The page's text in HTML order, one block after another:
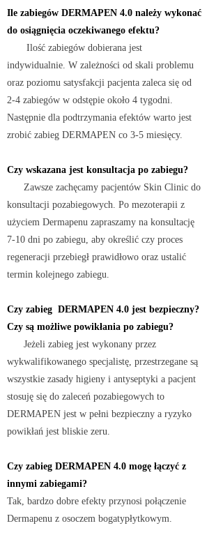
Ile zabiegów DERMAPEN 4.0 należy wykonać
do osiągnięcia oczekiwanego efektu?
Ilość zabiegów dobierana jest
indywidualnie. W zależności od skali problemu
oraz poziomu satysfakcji pacjenta zaleca się od
2-4 zabiegów w odstępie około 4 tygodni.
Następnie dla podtrzymania efektów warto jest
zrobić zabieg DERMAPEN co 3-5 miesięcy.
Czy wskazana jest konsultacja po zabiegu?
Zawsze zachęcamy pacjentów Skin Clinic do
konsultacji pozabiegowych. Po mezoterapii z
użyciem Dermapenu zapraszamy na konsultację
7-10 dni po zabiegu, aby określić czy proces
regeneracji przebiegł prawidłowo oraz ustalić
termin kolejnego zabiegu.
Czy zabieg DERMAPEN 4.0 jest bezpieczny?
Czy są możliwe powikłania po zabiegu?
Jeżeli zabieg jest wykonany przez
wykwalifikowanego specjalistę, przestrzegane są
wszystkie zasady higieny i antyseptyki a pacjent
stosuję się do zaleceń pozabiegowych to
DERMAPEN jest w pełni bezpieczny a ryzyko
powikłań jest bliskie zeru.
Czy zabieg DERMAPEN 4.0 mogę łączyć z
innymi zabiegami?
Tak, bardzo dobre efekty przynosi połączenie
Dermapenu z osoczem bogatypłytkowym.